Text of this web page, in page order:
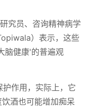
究员、咨询精神病学
）表示，这些
脑健康'的普遍观
作用，实际上，它
酒也可能增加痴呆